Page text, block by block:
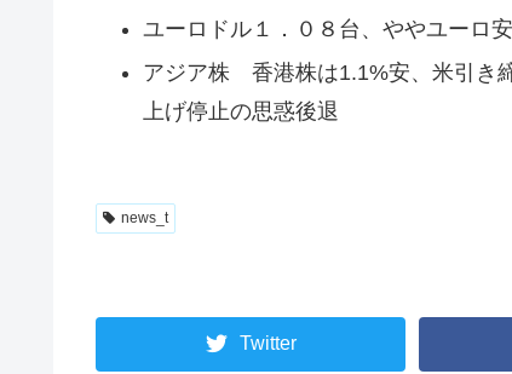
ユーロドル１．０８台、ややユーロ
アジア株 香港株は1.1%安、米引き
上げ停止の思惑後退
news_t
Twitter